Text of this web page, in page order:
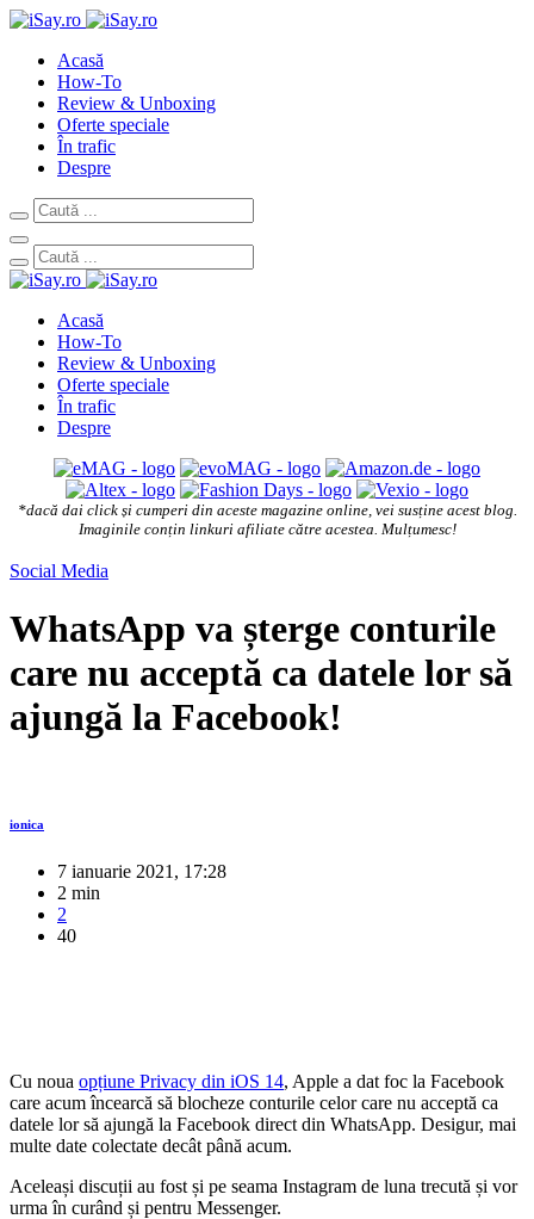
Acasă
How-To
Review & Unboxing
Oferte speciale
În trafic
Despre
Acasă
How-To
Review & Unboxing
Oferte speciale
În trafic
Despre
*dacă dai click și cumperi din aceste magazine online, vei susține acest blog.
Imaginile conțin linkuri afiliate către acestea. Mulțumesc!
Social Media
WhatsApp va șterge conturile
care nu acceptă ca datele lor să
ajungă la Facebook!
ionica
7 ianuarie 2021, 17:28
2 min
2
40
Cu noua opțiune Privacy din iOS 14, Apple a dat foc la Facebook
care acum încearcă să blocheze conturile celor care nu acceptă ca
datele lor să ajungă la Facebook direct din WhatsApp. Desigur, mai
multe date colectate decât până acum.
Aceleași discuții au fost și pe seama Instagram de luna trecută și vor
urma în curând și pentru Messenger.